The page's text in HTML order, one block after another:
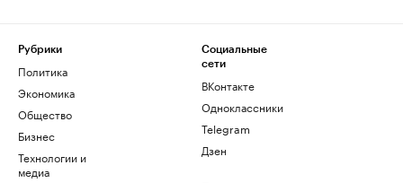
Рубрики
Политика
Экономика
Общество
Бизнес
Технологии и
медиа
Социальные
сети
ВКонтакте
Одноклассники
Telegram
Дзен